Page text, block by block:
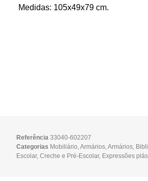
Medidas: 105x49x79 cm.
Referência33040-602207
Categorias Mobiliário ,Armários ,Armários
Escolar,Creche e Pré-Escolar, Expressões